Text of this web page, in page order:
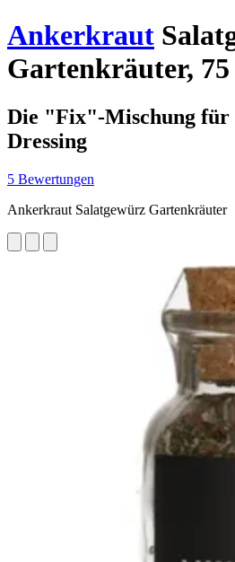
Ankerkraut
Gartenkräuter, 75
Die "Fix"-Mischung für
Dressing
5 Bewertungen
Ankerkraut Salatgewürz Gartenkräuter